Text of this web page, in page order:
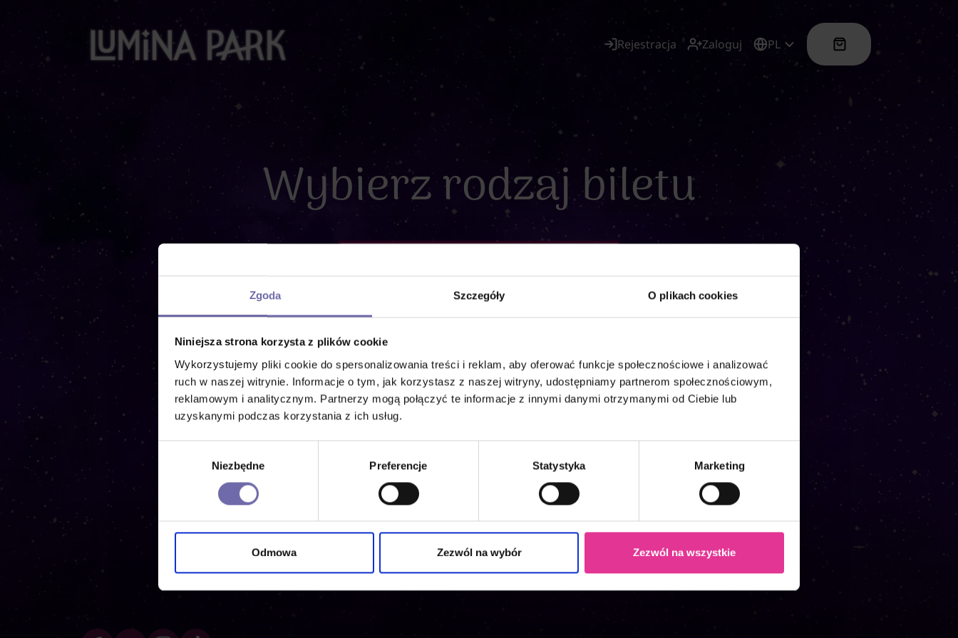
Zgoda Szczegóły O plikach cookies
Niniejsza strona korzysta z plików cookie
Wykorzystujemy pliki cookie do spersonalizowania treści i reklam, aby oferować funkcje społecznościowe i analizować
ruch w naszej witrynie. Informacje o tym, jak korzystasz z naszej witryny, udostępniamy partnerom społecznościowym,
reklamowym i analitycznym. Partnerzy mogą połączyć te informacje z innymi danymi otrzymanymi od Ciebie lub
uzyskanymi podczas korzystania z ich usług.
Niezbędne Preferencje Statystyka Marketing
Odmowa Zezwól na wybór Zezwól na wszystkie
Rejestracja Zaloguj PL
Wybierz rodzaj biletu
Kup Bilet